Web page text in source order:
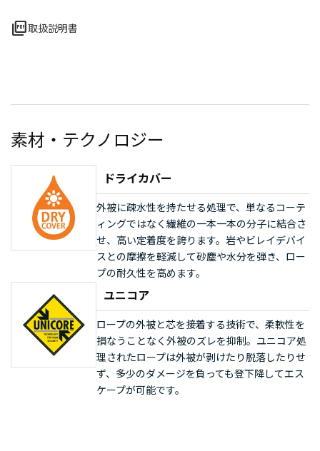
picture_as_pdf取扱説明書
素材・テクノロジー
ドライカバー
外被に疎水性を持たせる処理で、単なるコーテ
ィングではなく繊維の一本一本の分子に結合さ
せ、高い定着度を誇ります。岩やビレイデバイ
スとの摩擦を軽減して砂塵や水分を弾き、ロー
プの耐久性を高めます。
ユニコア
ロープの外被と芯を接着する技術で、柔軟性を
損なうことなく外被のズレを抑制。ユニコア処
理されたロープは外被が剥けたり脱落したりせ
ず、多少のダメージを負っても登下降してエス
ケープが可能です。